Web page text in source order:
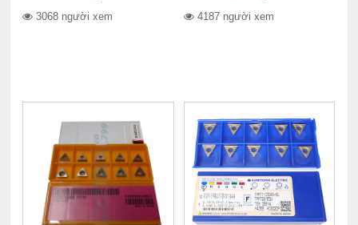
3068 người xem 4187 người xem